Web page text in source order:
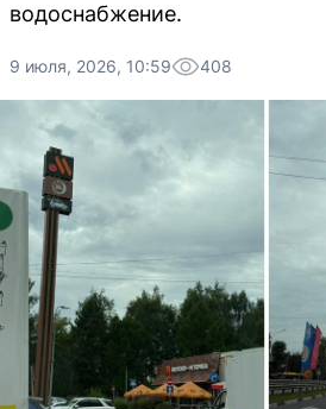
водоснабжение.
9 июля, 2026, 10:59 408